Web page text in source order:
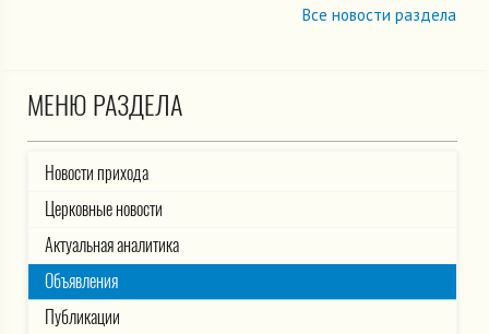
Все новости раздела
МЕНЮ РАЗДЕЛА
Новости прихода
Церковные новости
Актуальная аналитика
Объявления
Публикации